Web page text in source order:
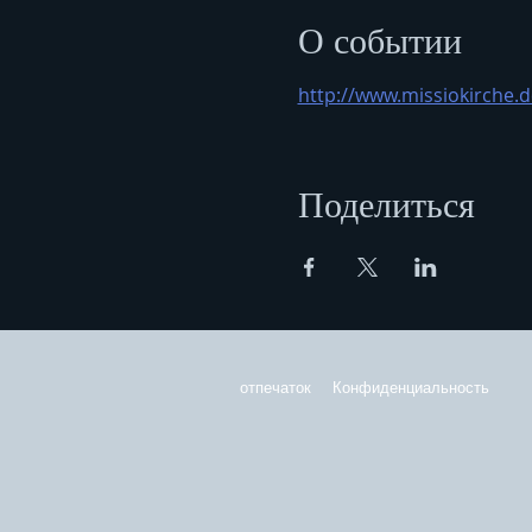
О событии
http://
Поделиться
отпечаток Конфиденциальность